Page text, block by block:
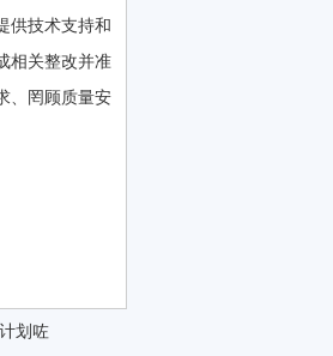
供技术支持和
相关整改并准
、罔顾质量安
划咗